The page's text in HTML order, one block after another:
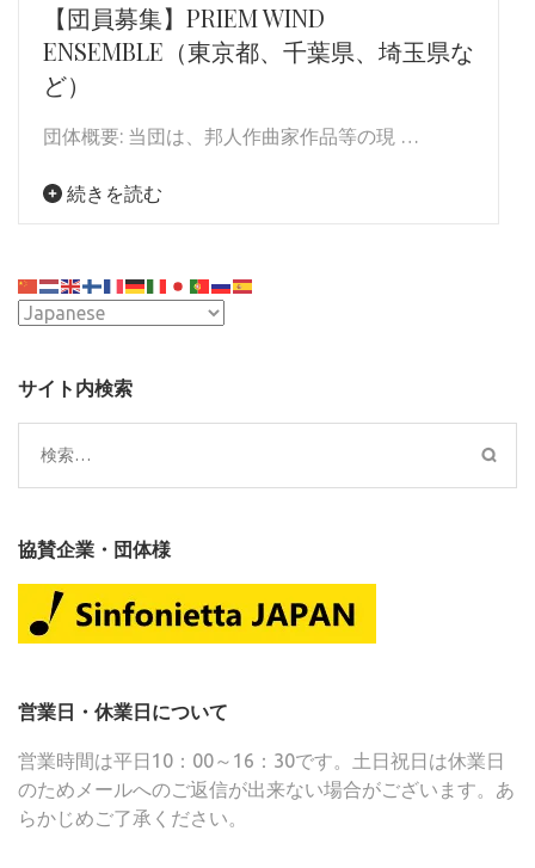
【団員募集】PRIEM WIND
ENSEMBLE（東京都、千葉県、埼玉県な
ど）
団体概要: 当団は、邦人作曲家作品等の現 …
続きを読む
サイト内検索
検
索:
協賛企業・団体様
営業日・休業日について
営業時間は平日10：00～16：30です。土日祝日は休業日
のためメールへのご返信が出来ない場合がございます。あ
らかじめご了承ください。